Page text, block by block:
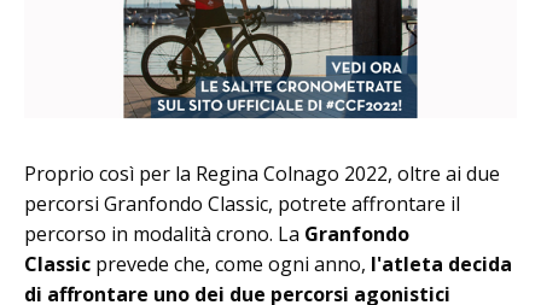
Proprio così per la Regina Colnago 2022, oltre ai due
percorsi Granfondo Classic, potrete affrontare il
percorso in modalità crono. La Granfondo
Classic prevede che, come ogni anno, l'atleta decida
di affrontare uno dei due percorsi agonistici